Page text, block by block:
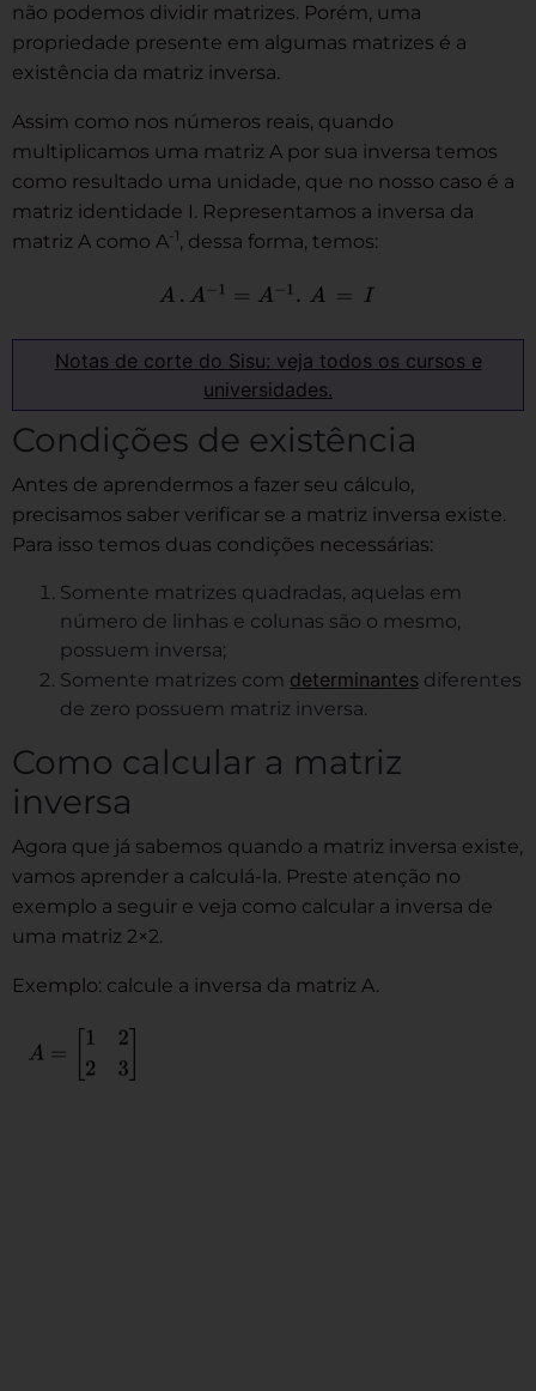
não podemos dividir matrizes. Porém, uma
propriedade presente em algumas matrizes é a
existência da matriz inversa.
Assim como nos números reais, quando
multiplicamos uma matriz A por sua inversa temos
como resultado uma unidade, que no nosso caso é a
matriz identidade I. Representamos a inversa da
matriz A como A-1, dessa forma, temos:
Notas de corte do Sisu: veja todos os cursos e
universidades.
Condições de existência
Antes de aprendermos a fazer seu cálculo,
precisamos saber verificar se a matriz inversa existe.
Para isso temos duas condições necessárias:
Somente matrizes quadradas, aquelas em
número de linhas e colunas são o mesmo,
possuem inversa;
Somente matrizes com determinantes diferentes
de zero possuem matriz inversa.
Como calcular a matriz
inversa
Agora que já sabemos quando a matriz inversa existe,
vamos aprender a calculá-la. Preste atenção no
exemplo a seguir e veja como calcular a inversa de
uma matriz 2×2.
Exemplo: calcule a inversa da matriz A.